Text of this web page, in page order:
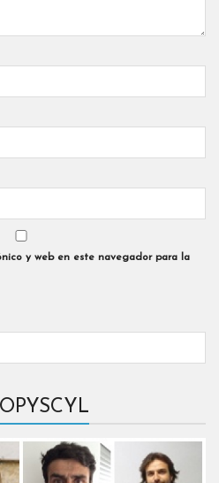
y web en este navegador para la